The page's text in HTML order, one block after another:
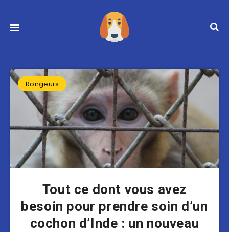
Rongeurs
Tout ce dont vous avez
besoin pour prendre soin d’un
cochon d’Inde : un nouveau